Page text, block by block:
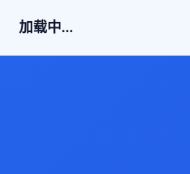
加载中...